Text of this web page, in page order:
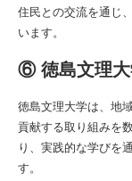
住民との交流を通じ
います。
⑥ 徳島文理大
徳島文理大学は、地
貢献する取り組みを
り、実践的な学びを
す。